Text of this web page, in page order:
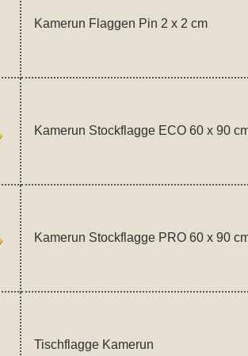
Kamerun Flaggen Pin 2 x 2 cm
Kamerun Stockflagge ECO 60 x 90
Kamerun Stockflagge PRO 60 x 90
Tischflagge Kamerun